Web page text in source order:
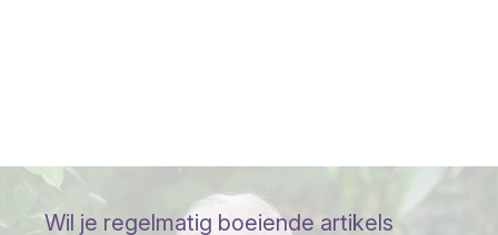
Wil je regelmatig boeiende artikels